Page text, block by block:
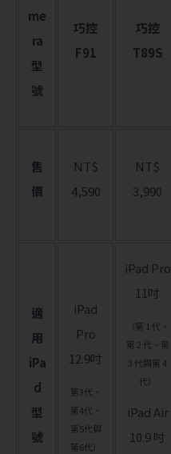
me
ra
型
號
巧控
F91
巧控
T89S
售
價
NT$
4,590
NT$
3,990
適
用
iPa
d
型
號
iPad
Pro
12.9吋
第3代、
第4代、
第5代與
第6代）
iPad Pro
11吋
（第 1 代、
第 2 代、第
3 代與第 4
代）
iPad Air
10.9 吋